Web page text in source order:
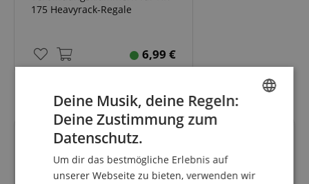
175 Heavyrack-Regale
6,99 €
Kundenbewertungen
Deine Musik, deine Regeln:
Deine Zustimmung zum
Datenschutz.
Um dir das bestmögliche Erlebnis auf
unserer Webseite zu bieten, verwenden wir